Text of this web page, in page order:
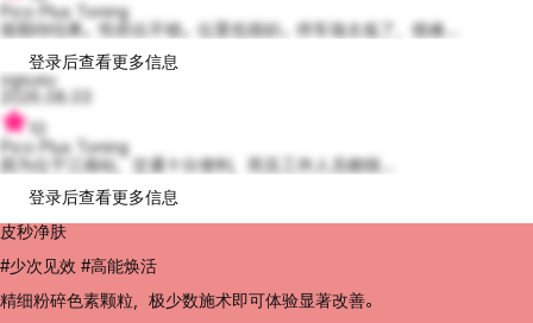
Pico Plus Toning
很期待结果。性价比不错。位置也很好。停车场太低了，很难...
登录后查看更多信息
ogsusu
2026.08.03
Pico Plus Toning
因为位于江南站，交通十分便利，而且工作人员都很...
登录后查看更多信息
皮秒净肤
#少次见效 #高能焕活
精细粉碎色素颗粒，极少数施术即可体验显著改善。